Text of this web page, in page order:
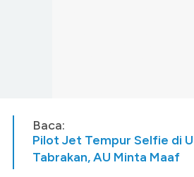
Baca:
Pilot Jet Tempur Selfie di
Tabrakan, AU Minta Maaf